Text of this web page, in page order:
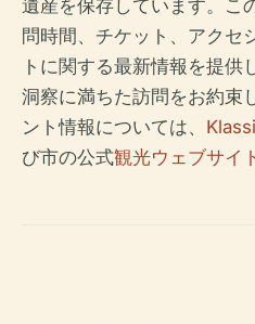
遺産を保存しています。こ
問時間、チケット、アクセ
トに関する最新情報を提供
洞察に満ちた訪問をお約束
ント情報については、
び市​​の公式観光ウェブサイ